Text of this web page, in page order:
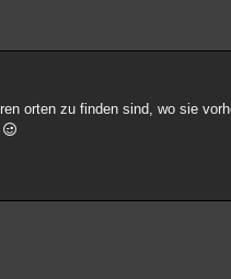
orten zu finden sind, wo sie